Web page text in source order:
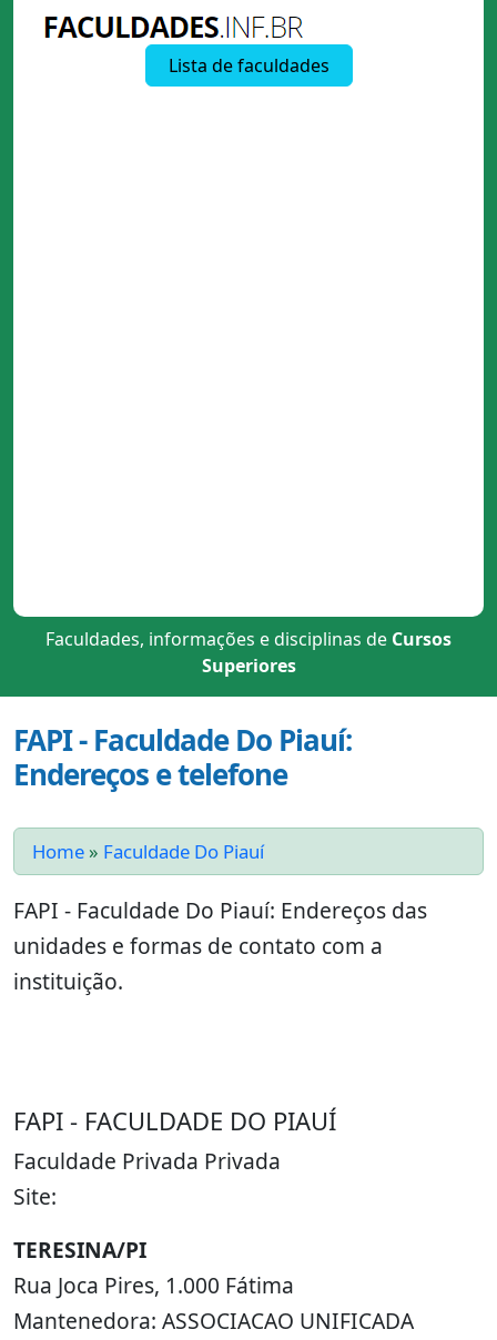
Lista de faculdades
Faculdades, informações e disciplinas de Cursos
Superiores
FAPI - Faculdade Do Piauí:
Endereços e telefone
Home » Faculdade Do Piauí
FAPI - Faculdade Do Piauí: Endereços das
unidades e formas de contato com a
instituição.
FAPI - FACULDADE DO PIAUÍ
Faculdade Privada Privada
Site:
TERESINA/PI
Rua Joca Pires, 1.000 Fátima
Mantenedora: ASSOCIACAO UNIFICADA